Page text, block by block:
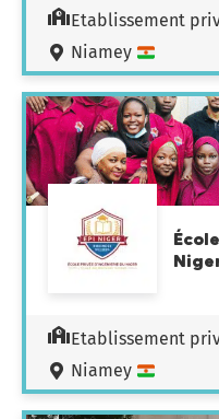
Etablissement
Niamey
Etablissement
Niamey